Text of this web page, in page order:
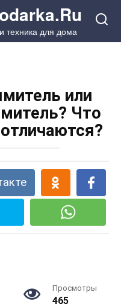
техника для дома
или
Что
Просмотры
465